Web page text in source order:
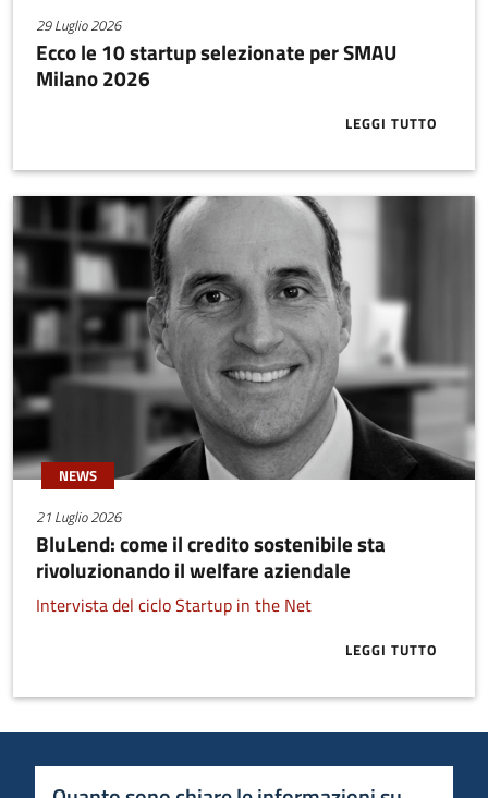
29 Luglio 2026
Ecco le 10 startup selezionate per SMAU
Milano 2026
LEGGI TUTTO
ABOUT
NEWS
21 Luglio 2026
BluLend: come il credito sostenibile sta
rivoluzionando il welfare aziendale
Intervista del ciclo Startup in the Net
LEGGI TUTTO
ABOUT